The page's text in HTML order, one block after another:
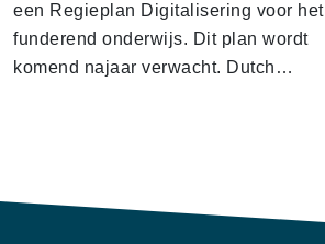
een Regieplan Digitalisering voor het
funderend onderwijs. Dit plan wordt
komend najaar verwacht. Dutch…